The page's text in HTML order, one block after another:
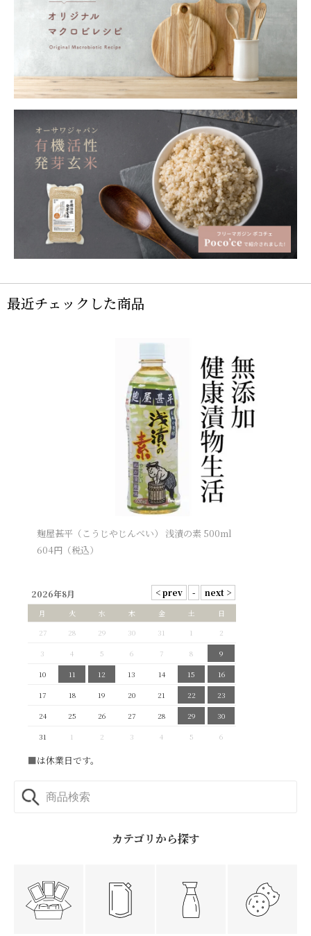
最近チェックした商品
麹屋甚平（こうじやじんべい） 浅漬の素 500ml
604円（税込）
2026年8月
月 火 水 木 金 土
日
27
28 29 30 31 1
2
3
4 5 6 7 8
9
10
11 12 13 14 15
16
17
18 19 20 21 22
23
24
25 26 27 28 29
30
31
1 2 3 4 5 6
■は休業日です。
カテゴリから探す